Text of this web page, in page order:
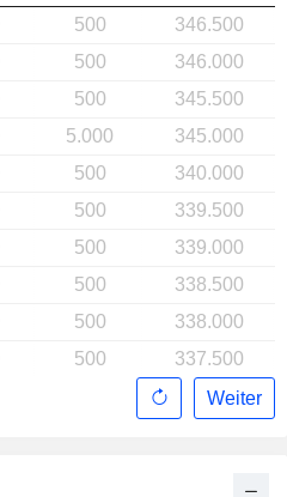
500
346.500
500
346.000
500
345.500
5.000
345.000
500
340.000
500
339.500
500
339.000
500
338.500
500
338.000
500
337.500
Weiter